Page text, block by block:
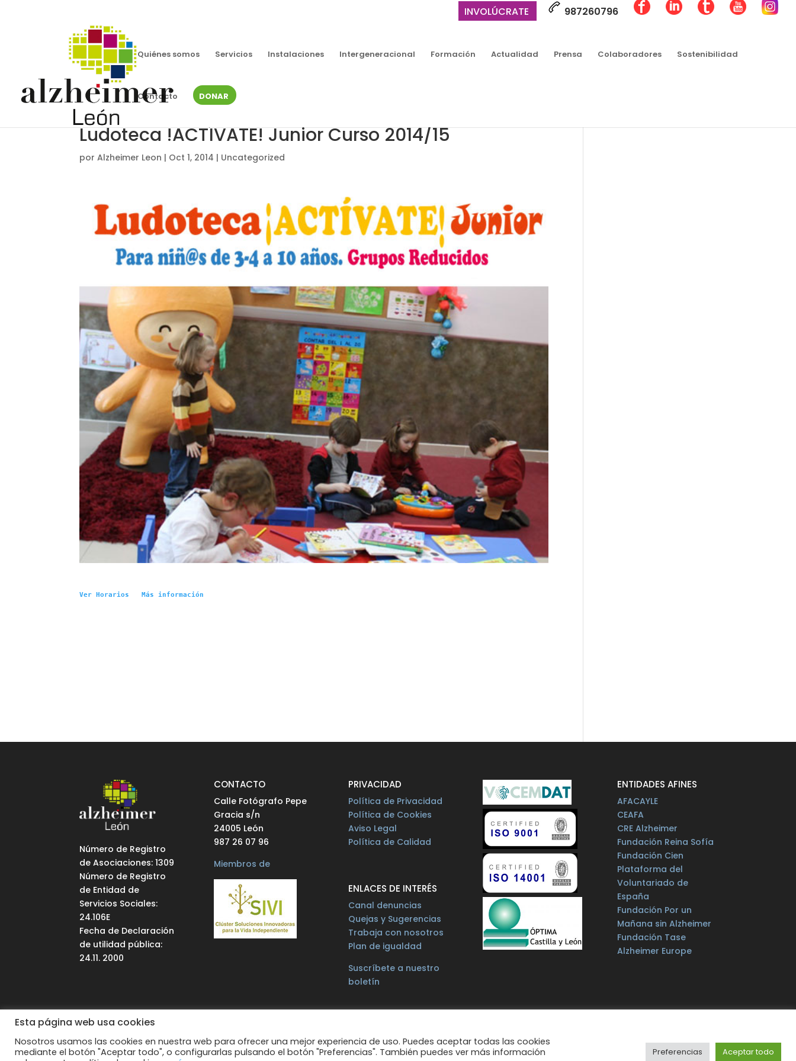
INVOLÚCRATE 987260796
Quiénes somos Servicios Instalaciones Intergeneracional Formación Actualidad Prensa Colaboradores Sostenibilidad
Contacto DONAR
Ludoteca !ACTÍVATE! Junior Curso 2014/15
porAlzheimer Leon | Oct 1, 2014 | Uncategorized
Ver Horarios Más información
Número de Registro
de Asociaciones: 1309
Número de Registro
de Entidad de
Servicios Sociales:
24.106E
Fecha de Declaración
de utilidad pública:
24.11. 2000
CONTACTO
Calle Fotógrafo Pepe
Gracia s/n
24005 León
987 26 07 96
Miembros de
PRIVACIDAD
Política de Privacidad
Política de Cookies
Aviso Legal
Política de Calidad
ENLACES DE INTERÉS
Canal denuncias
Quejas y Sugerencias
Trabaja con nosotros
Plan de igualdad
Suscríbete a nuestro
boletín
ENTIDADES AFINES
AFACAYLE
CEAFA
CRE Alzheimer
Fundación Reina Sofía
Fundación Cien
Plataforma del
Voluntariado de
España
Fundación Por un
Mañana sin Alzheimer
Fundación Tase
Alzheimer Europe
Todos los derechos reservados.Web supervisada por: MICROLEON Informática
Esta página web usa cookies
Nosotros usamos las cookies en nuestra web para ofrecer una mejor experiencia de uso. Puedes aceptar todas las cookies
mediante el botón "Aceptar todo", o configurarlas pulsando el botón "Preferencias". También puedes ver más información
Preferencias Aceptar todo